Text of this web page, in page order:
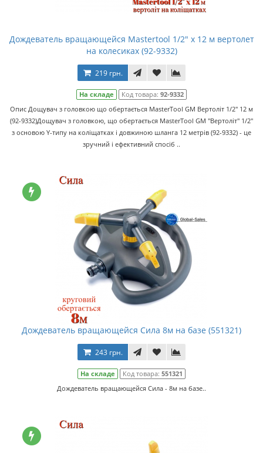
Дождеватель вращающейся Mastertool 1/2" x 12 м вертолет
на колесиках (92-9332)
219 грн.
На складе Код товара: 92-9332
Опис Дощувач з головкою що обертається MasterTool GM Вертоліт 1/2" 12 м
(92-9332)Дощувач з головкою, що обертається MasterTool GM "Вертоліт" 1/2"
з основою Y-типу на коліщатках і довжиною шланга 12 метрів (92-9332) - це
зручний і ефективний спосіб ..
Дождеватель вращающейся Сила 8м на базе (551321)
243 грн.
На складе Код товара: 551321
Дождеватель вращающейся Сила - 8м на базе..